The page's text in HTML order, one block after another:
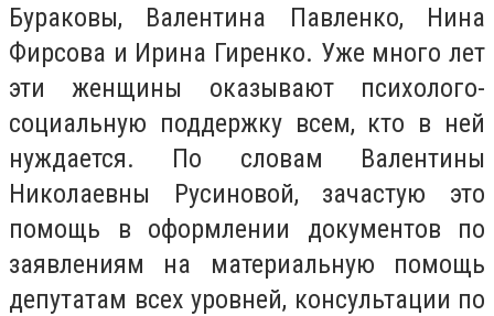
Бураковы, Валентина Павленко, Нина
Фирсова и Ирина Гиренко. Уже много лет
эти женщины оказывают психолого-
социальную поддержку всем, кто в ней
нуждается. По словам Валентины
Николаевны Русиновой, зачастую это
помощь в оформлении документов по
заявлениям на материальную помощь
депутатам всех уровней, консультации по